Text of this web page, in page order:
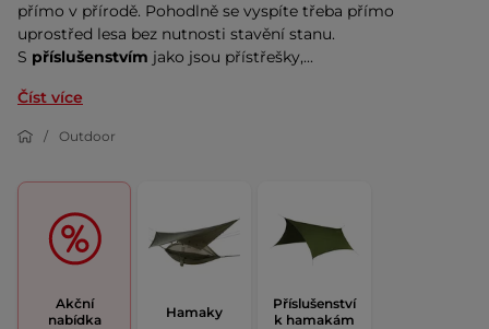
přímo v přírodě. Pohodlně se vyspíte třeba přímo
uprostřed lesa bez nutnosti stavění stanu.
S příslušenstvím jako jsou přístřešky,...
Číst více
Outdoor
Akční
nabídka
Hamaky
Příslušenství
k hamakám